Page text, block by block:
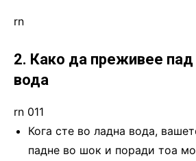
rn
2. Како да преживее пад
вода
rn 011
Кога сте во ладна вода,
падне во шок и поради тоа